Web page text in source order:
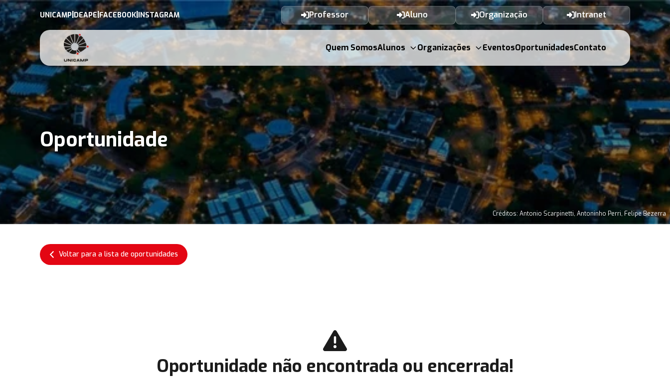
UNICAMP DEAPE|FACEBOOK INSTAGRAM Professor Aluno Organização Intranet
Quem SomosAlunos Organizações EventosOportunidadesContato
Oportunidade
Créditos: Antonio Scarpinetti, Antoninho Perri, Felipe Bezerra
Voltar para a lista de oportunidades
Oportunidade não encontrada ou encerrada!